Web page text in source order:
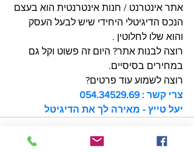
אתר אינטרנט / חנות אינטרנטית הוא בעצם
הנכס הדיגיטלי היחידי שיש לבעל העסק
והוא שלו לחלוטין .
רוצה לבנות אתר? היום זה פשוט וקל גם
במחירים בסיסיים.
רוצה לשמוע עוד פרטים?
צרי קשר : 054.34529.69
יעל טייץ - מאירה לך את הדיגיטל